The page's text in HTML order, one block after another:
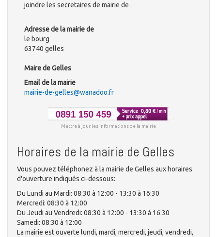
joindre les secretaires de mairie de .
Adresse de la mairie de
le bourg
63740 gelles
Maire de Gelles
Email de la mairie
mairie-de-gelles@wanadoo.fr
Mettre à jour les informations de la mairie
Horaires de la mairie de Gelles
Vous pouvez téléphonez à la mairie de Gelles aux horaires
d'ouverture indiqués ci-dessous:
Du Lundi au Mardi: 08:30 à 12:00 - 13:30 à 16:30
Mercredi: 08:30 à 12:00
Du Jeudi au Vendredi: 08:30 à 12:00 - 13:30 à 16:30
Samedi: 08:30 à 12:00
La mairie est ouverte lundi, mardi, mercredi, jeudi, vendredi,